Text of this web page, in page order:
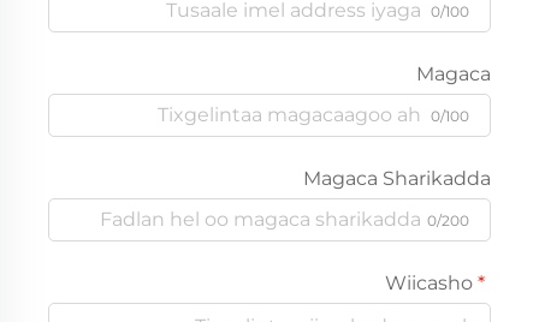
0/100
Magaca
0/100
Magaca Sharikadda
0/200